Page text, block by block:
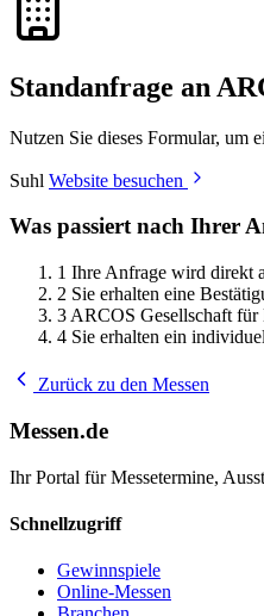
Standanfrage an
Nutzen Sie dieses Formular, um
Suhl Website besuchen
Was passiert nach Ihrer
1 Ihre Anfrage wird direkt
2 Sie erhalten eine
3 ARCOS Gesellschaft für
4 Sie erhalten ein
Zurück zu den Messen
Messen.de
Ihr Portal für Messetermine,
Schnellzugriff
Gewinnspiele
Online-Messen